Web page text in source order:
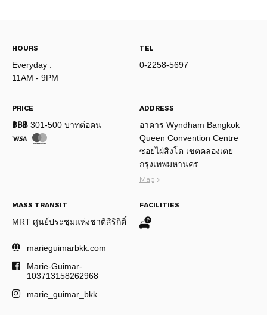
HOURS
Everyday :
11AM - 9PM
TEL
0-2258-5697
PRICE
฿฿฿ 301-500 บาทต่อคน
ADDRESS
อาคาร Wyndham Bangkok
Queen Convention Centre
ซอยไผ่สิงโต เขตคลองเตย
กรุงเทพมหานคร
Map
MASS TRANSIT
MRT ศูนย์ประชุมแห่งชาติสิริกิติ์
FACILITIES
marieguimarbkk.com
Marie-Guimar-
103713158262968
marie_guimar_bkk